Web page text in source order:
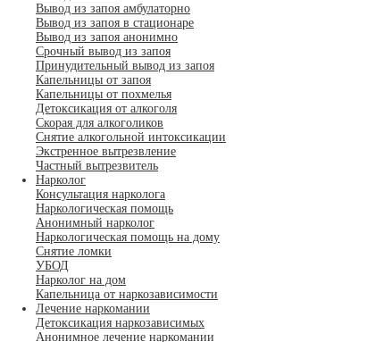
Вывод из запоя амбулаторно
Вывод из запоя в стационаре
Вывод из запоя анонимно
Срочный вывод из запоя
Принудительный вывод из запоя
Капельницы от запоя
Капельницы от похмелья
Детоксикация от алкоголя
Скорая для алкоголиков
Снятие алкогольной интоксикации
Экстренное вытрезвление
Частный вытрезвитель
Нарколог
Консультация нарколога
Наркологическая помощь
Анонимный нарколог
Наркологическая помощь на дому
Снятие ломки
УБОД
Нарколог на дом
Капельница от наркозависимости
Лечение наркомании
Детоксикация наркозависимых
Анонимное лечение наркомании